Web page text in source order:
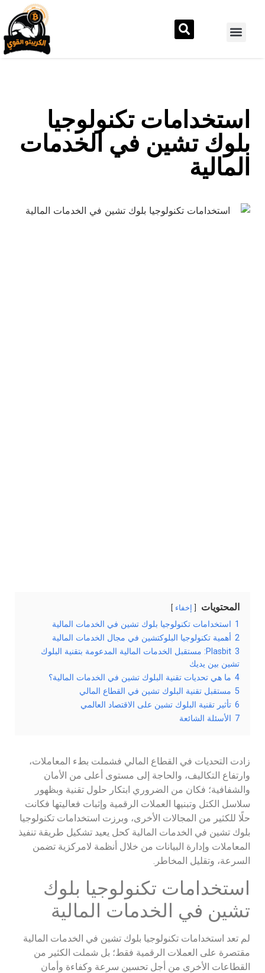
استخدامات تكنولوجيا
بلوك تشين في الخدمات
المالية
المحتويات إخفاء
1 استخدامات تكنولوجيا بلوك تشين في الخدمات المالية
2 أهمية تكنولوجيا البلوكتشين في مجال الخدمات المالية
3
Plasbit: مستقبل الخدمات المالية المدعومة بتقنية البلوك
تشين بين يديك
4 ما هي تحديات تقنية البلوك تشين في الخدمات المالية؟
5 مستقبل تقنية البلوك تشين في القطاع المالي
6 تأثير تقنية البلوك تشين على الاقتصاد العالمي
7 الأسئلة الشائعة
زادت التحديات في القطاع المالي فشملت بطء المعاملات،
وارتفاع التكاليف، والحاجة إلى مستوى أعلى من الأمان
والشفافية؛ فكان من الضروري ابتكار حلول تقنية وبظهور
سلاسل الكتل وتبنيها العملات الرقمية وإثبات فعاليتها فكانت
حلًا للكثير من المجالات الأخرى، وبرزت استخدامات تكنولوجيا
بلوك تشين في الخدمات المالية كحل يعيد تشكيل طريقة تنفيذ
المعاملات وإدارة البيانات من خلال أنظمة لامركزية تضمن
السرعة، وتقليل المخاطر.
استخدامات تكنولوجيا بلوك
تشين في الخدمات المالية
لم تعد استخدامات تكنولوجيا بلوك تشين في الخدمات المالية
مقتصرة على العملات الرقمية فقط؛ بل شملت الكثير من
القطاعات الأخرى من أجل تحسين سرعة وكفاءة وأمان